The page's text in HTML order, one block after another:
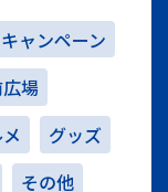
ャンペーン
場
グッズ
その他